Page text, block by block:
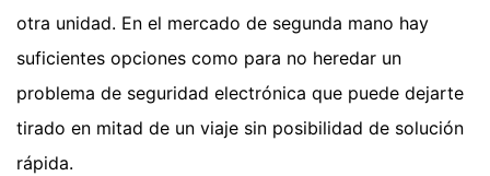
otra unidad. En el mercado de segunda mano hay
suficientes opciones como para no heredar un
problema de seguridad electrónica que puede dejarte
tirado en mitad de un viaje sin posibilidad de solución
rápida.